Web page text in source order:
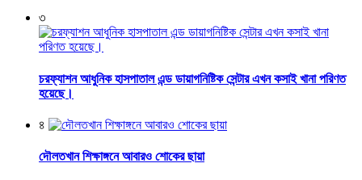
৩
চরফ্যাশন আধুনিক হাসপাতাল এন্ড ডায়াগনিষ্টিক সেন্টার এখন কসাই খানা পরিণত
হয়েছে।
৪
দৌলতখান শিক্ষাঙ্গনে আবারও শোকের ছায়া